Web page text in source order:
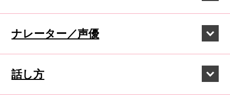
ナレーター／声優
話し方